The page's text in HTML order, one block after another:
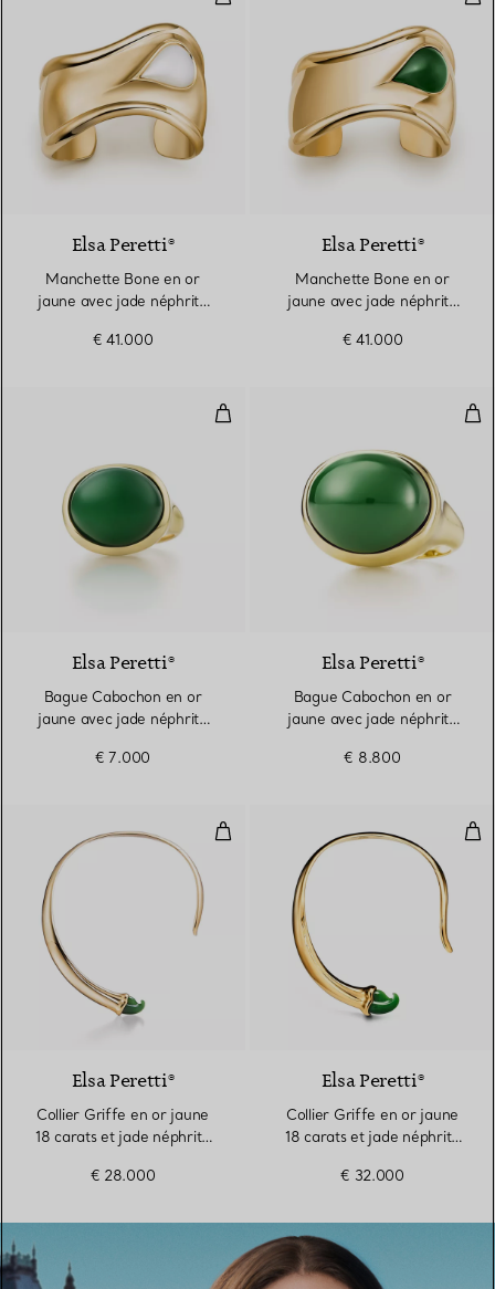
Elsa Peretti®
Manchette Bone en or
jaune avec jade néphrite
€ 41.000
Elsa Peretti®
Manchette Bone en or
jaune avec jade néphrite
€ 41.000
Bague Cabochon en or jaune
Elsa Peretti®
Bague Cabochon en or
jaune avec jade néphrite
€ 7.000
Elsa Peretti®
Bague Cabochon en or
jaune avec jade néphrite
€ 8.800
Collier Griffe en or jaune 18
Elsa Peretti®
Collier Griffe en or jaune
18 carats et jade néphrite
€ 28.000
Elsa Peretti®
Collier Griffe en or jaune
18 carats et jade néphrite
€ 32.000